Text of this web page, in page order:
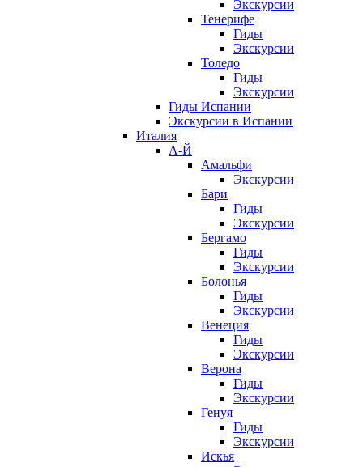
Экскурсии
Тенерифе
Гиды
Экскурсии
Толедо
Гиды
Экскурсии
Гиды Испании
Экскурсии в Испании
Италия
А-Й
Амальфи
Экскурсии
Бари
Гиды
Экскурсии
Бергамо
Гиды
Экскурсии
Болонья
Гиды
Экскурсии
Венеция
Гиды
Экскурсии
Верона
Гиды
Экскурсии
Генуя
Гиды
Экскурсии
Искья